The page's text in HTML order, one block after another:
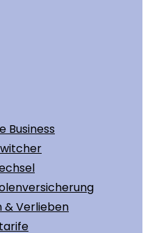
Business
& Verlieben